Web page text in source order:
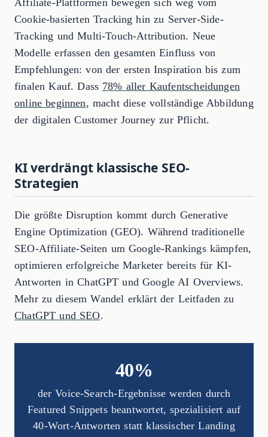
Affiliate-Plattformen bewegen sich weg vom
Cookie-basierten Tracking hin zu Server-Side-
Tracking und Multi-Touch-Attribution. Neue
Modelle erfassen den gesamten Einfluss von
Empfehlungen: von der ersten Inspiration bis zum
finalen Kauf. Dass 78% aller Kaufentscheidungen
online beginnen, macht diese vollständige Abbildung
der digitalen Customer Journey zur Pflicht.
KI verdrängt klassische SEO-
Strategien
Die größte Disruption kommt durch Generative
Engine Optimization (GEO). Während traditionelle
SEO-Affiliate-Seiten um Google-Rankings kämpfen,
optimieren erfolgreiche Marketer bereits für KI-
Antworten in ChatGPT und Google AI Overviews.
Mehr zu diesem Wandel erklärt der Leitfaden zu
ChatGPT und SEO.
40%
der Voice-Search-Ergebnisse werden durch
Featured Snippets beantwortet, spezialisiert auf
40-Wort-Antworten statt klassischer Landing